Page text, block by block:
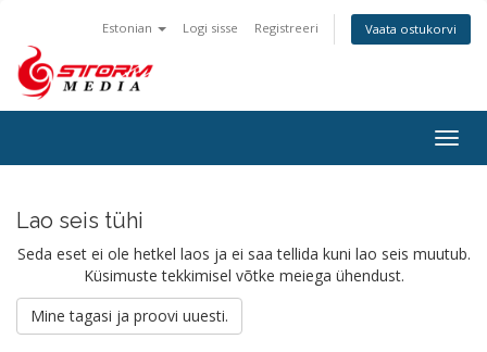
Estonian Logi sisse Registreeri Vaata ostukorvi
Lao seis tühi
Seda eset ei ole hetkel laos ja ei saa tellida kuni lao seis muutub.
Küsimuste tekkimisel võtke meiega ühendust.
Mine tagasi ja proovi uuesti.